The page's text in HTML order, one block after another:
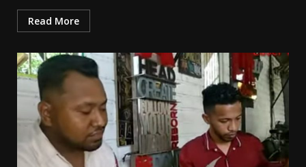
Read More